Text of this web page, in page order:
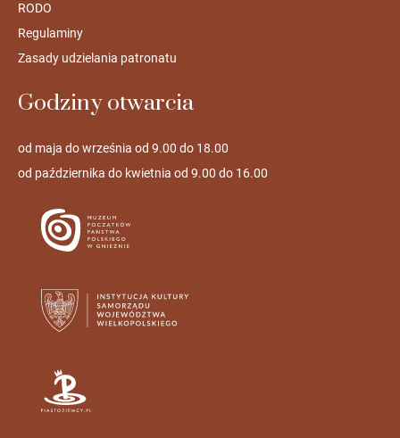
RODO
Regulaminy
Zasady udzielania patronatu
Godziny otwarcia
od maja do września od 9.00 do 18.00
od października do kwietnia od 9.00 do 16.00